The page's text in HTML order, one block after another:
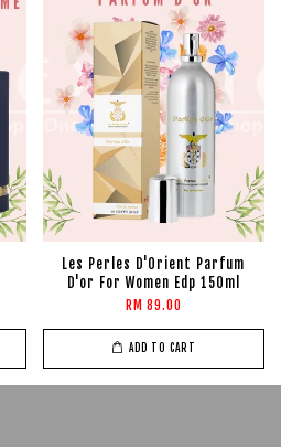
Les Perles D'Orient Parfum
D'or For Women Edp 150ml
RM 89.00
ADD TO CART